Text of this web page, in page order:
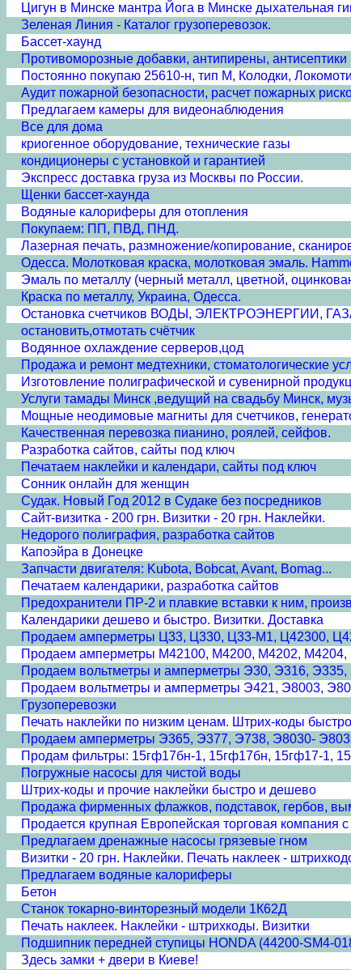
Цигун в Минске мантра Йога в Минске дыхательная
Зеленая Линия - Каталог грузоперевозок.
Бассет-хаунд
Противоморозные добавки, антипирены, антисептики
Постоянно покупаю 25610-н, тип М, Колодки,
Аудит пожарной безопасности, расчет пожарных
Предлагаем камеры для видеонаблюдения
Все для дома
криогенное оборудование, технические газы
кондиционеры с установкой и гарантией
Экспресс доставка груза из Москвы по России.
Щенки бассет-хаунда
Водяные калориферы для отопления
Покупаем: ПП, ПВД, ПНД.
Лазерная печать, размножение/копирование,
Одесса. Молотковая краска, молотковая эмаль.
Эмаль по металлу (черный металл, цветной,
Краска по металлу, Украина, Одесса.
Остановка счетчиков ВОДЫ, ЭЛЕКТРОЭНЕРГИИ,
остановить,отмотать счётчик
Водянное охлаждение серверов,цод
Продажа и ремонт медтехники, стоматологические
Изготовление полиграфической и сувенирной
Услуги тамады Минск ,ведущий на свадьбу Минск,
Мощные неодимовые магниты для счетчиков,
Качественная перевозка пианино, роялей, сейфов.
Разработка сайтов, сайты под ключ
Печатаем наклейки и календари, сайты под ключ
Сонник онлайн для женщин
Судак. Новый Год 2012 в Судаке без посредников
Сайт-визитка - 200 грн. Визитки - 20 грн. Наклейки.
Недорого полиграфия, разработка сайтов
Капоэйра в Донецке
Запчасти двигателя: Kubota, Bobcat, Avant, Bomag...
Печатаем календарики, разработка сайтов
Предохранители ПР-2 и плавкие вставки к ним,
Календарики дешево и быстро. Визитки. Доставка
Продаем амперметры Ц33, Ц330, Ц33-М1, Ц42300,
Продаем амперметры М42100, М4200, М4202,
Продаем вольтметры и амперметры Э30, Э316,
Продаем вольтметры и амперметры Э421, Э8003,
Грузоперевозки
Печать наклейки по низким ценам. Штрих-коды быстро
Продаем амперметры Э365, Э377, Э738, Э8030-
Продам фильтры: 15гф17бн-1, 15гф17бн, 15гф17-1,
Погружные насосы для чистой воды
Штрих-коды и прочие наклейки быстро и дешево
Продажа фирменных флажков, подставок, гербов,
Продается крупная Европейская торговая компания
Предлагаем дренажные насосы грязевые гном
Визитки - 20 грн. Наклейки. Печать наклеек -
Предлагаем водяные калориферы
Бетон
Станок токарно-винторезный модели 1К62Д
Печать наклеек. Наклейки - штрихкоды. Визитки
Подшипник передней ступицы HONDA (44200-SM4-
Здесь замки + двери в Киеве!